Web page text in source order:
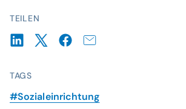
TEILEN
TAGS
#Sozialeinrichtung